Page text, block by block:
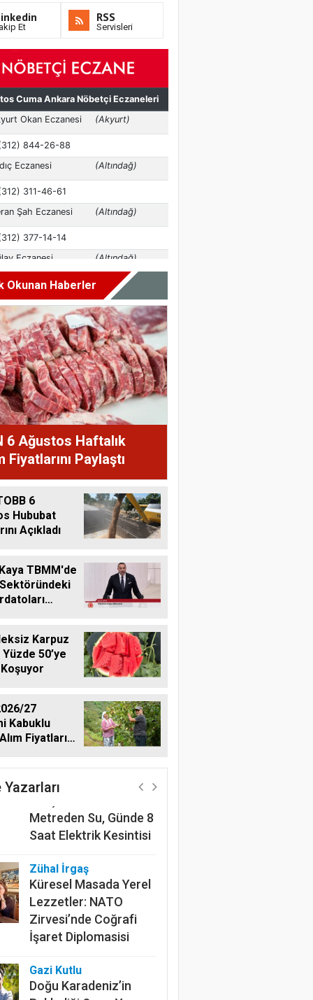
Et
RSS
Servisleri
Okunan Haberler
6 Ağustos Haftalık
Fiyatlarını Paylaştı
6
Hububat
Açıkladı
TBMM'de
Karpuz
Yüzde 50’ye
27
Kabuklu
Fiyatlarını
Yazarları
Harun Göksel
220 Kilometrelik
Kanalın Sonundaki Acı
Metreden Su, Günde 8
Saat Elektrik Kesintisi
Zühal İrgaş
Küresel Masada Yerel
Lezzetler: NATO
Zirvesi’nde Coğrafi
İşaret Diplomasisi
Gazi Kutlu
Doğu Karadeniz’in